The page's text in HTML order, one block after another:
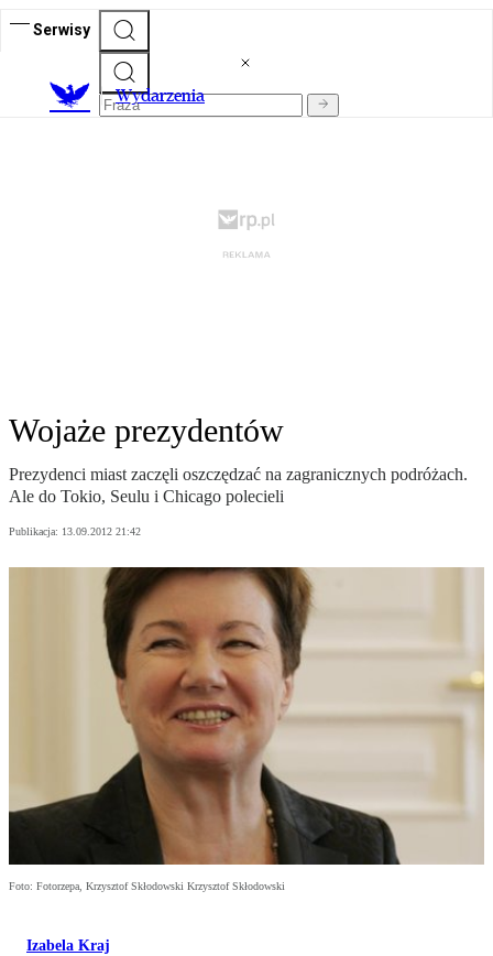
Serwisy
Wydarzenia
Wojaże prezydentów
Prezydenci miast zaczęli oszczędzać na zagranicznych podróżach.
Ale do Tokio, Seulu i Chicago polecieli
Publikacja: 13.09.2012 21:42
Foto: Fotorzepa, Krzysztof Skłodowski Krzysztof Skłodowski
Izabela Kraj